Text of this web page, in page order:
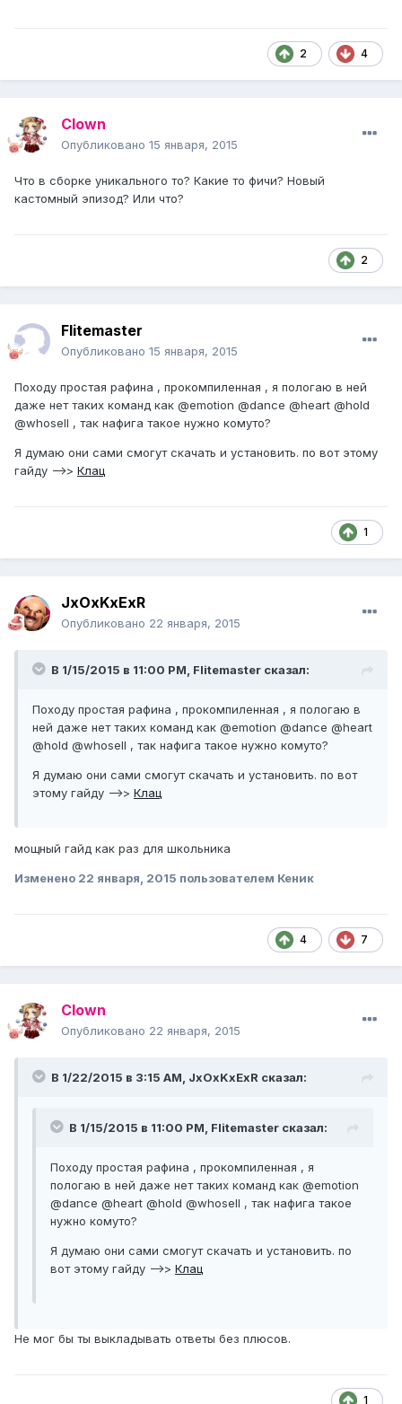
2 4
Clown
Опубликовано 15 января, 2015
Что в сборке уникального то? Какие то фичи? Новый
кастомный эпизод? Или что?
2
Flitemaster
Опубликовано 15 января, 2015
Походу простая рафина , прокомпиленная , я пологаю в ней
даже нет таких команд как @emotion @dance @heart @hold
@whosell , так нафига такое нужно комуто?
Я думаю они сами смогут скачать и установить. по вот этому
гайду -->> Клац
1
JxOxKxExR
Опубликовано 22 января, 2015
В 1/15/2015 в 11:00 PM, Flitemaster сказал:
Походу простая рафина , прокомпиленная , я пологаю в
ней даже нет таких команд как @emotion @dance @heart
@hold @whosell , так нафига такое нужно комуто?
Я думаю они сами смогут скачать и установить. по вот
этому гайду -->> Клац
мощный гайд как раз для школьника
Изменено 22 января, 2015 пользователем Кеник
4 7
Clown
Опубликовано 22 января, 2015
В 1/22/2015 в 3:15 AM, JxOxKxExR сказал:
В 1/15/2015 в 11:00 PM, Flitemaster сказал:
Походу простая рафина , прокомпиленная , я
пологаю в ней даже нет таких команд как @emotion
@dance @heart @hold @whosell , так нафига такое
нужно комуто?
Я думаю они сами смогут скачать и установить. по
вот этому гайду -->> Клац
Не мог бы ты выкладывать ответы без плюсов.
1